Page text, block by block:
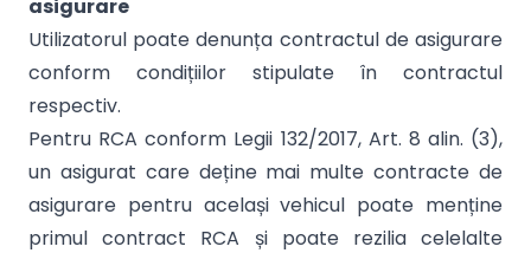
asigurare
Utilizatorul poate denunța contractul de asigurare
conform condițiilor stipulate în contractul
respectiv.
Pentru RCA conform Legii 132/2017, Art. 8 alin. (3),
un asigurat care deține mai multe contracte de
asigurare pentru același vehicul poate menține
primul contract RCA și poate rezilia celelalte